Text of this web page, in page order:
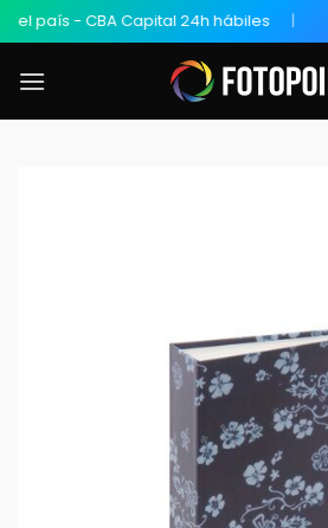
- CBA Capital 24h hábiles 🏷️ 9